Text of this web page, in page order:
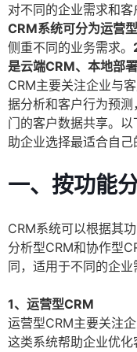
对不同的企业需求和客
CRM系统可分为运营
侧重不同的业务需求。
是云端CRM、本地部
CRM主要关注企业与
据分析和客户行为预
门的客户数据共享。
助企业选择最适合自己
一、按功能
CRM系统可以根据其
分析型CRM和协作型
同，适用于不同的企业
1、运营型CRM
运营型CRM主要关注
这类系统帮助企业优